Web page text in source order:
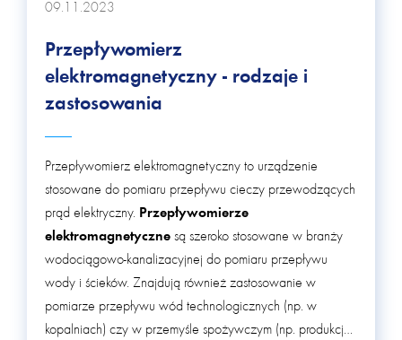
09.11.2023
Przepływomierz
elektromagnetyczny - rodzaje i
zastosowania
Przepływomierz elektromagnetyczny to urządzenie
stosowane do pomiaru przepływu cieczy przewodzących
prąd elektryczny. Przepływomierze
elektromagnetyczne są szeroko stosowane w branży
wodociągowo-kanalizacyjnej do pomiaru przepływu
wody i ścieków. Znajdują również zastosowanie w
pomiarze przepływu wód technologicznych (np. w
kopalniach) czy w przemyśle spożywczym (np. produkcja